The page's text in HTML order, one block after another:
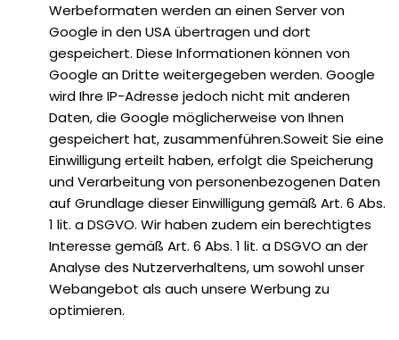
Werbeformaten werden an einen Server von
Google in den USA übertragen und dort
gespeichert. Diese Informationen können von
Google an Dritte weitergegeben werden. Google
wird Ihre IP-Adresse jedoch nicht mit anderen
Daten, die Google möglicherweise von Ihnen
gespeichert hat, zusammenführen.Soweit Sie eine
Einwilligung erteilt haben, erfolgt die Speicherung
und Verarbeitung von personenbezogenen Daten
auf Grundlage dieser Einwilligung gemäß Art. 6 Abs.
1 lit. a DSGVO. Wir haben zudem ein berechtigtes
Interesse gemäß Art. 6 Abs. 1 lit. a DSGVO an der
Analyse des Nutzerverhaltens, um sowohl unser
Webangebot als auch unsere Werbung zu
optimieren.